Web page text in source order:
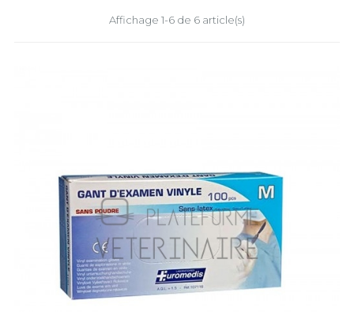
Affichage 1-6 de 6 article(s)